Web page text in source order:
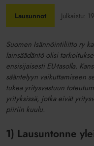
Lausunnot Julkaistu:
Suomen Isännöintiliitto ry
lainsäädäntö olisi
ensisijaisesti EU-tasolla.
sääntelyyn vaikuttamiseen
tukea yritysvastuun
yrityksissä, jotka eivät
piiriin kuulu.
1) Lausuntonne